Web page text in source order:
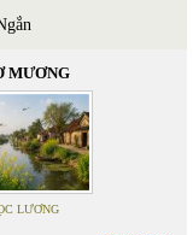
MƯƠNG
LƯƠNG